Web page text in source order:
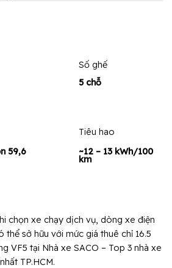
Số ghế
5 chỗ
59,6
Tiêu hao
~12 – 13 kWh/100
km
chọn xe chạy dịch vụ, dòng xe điện
thể sở hữu với mức giá thuê chỉ 16.5
VF5 tại Nhà xe SACO – Top 3 nhà xe
TP.HCM.